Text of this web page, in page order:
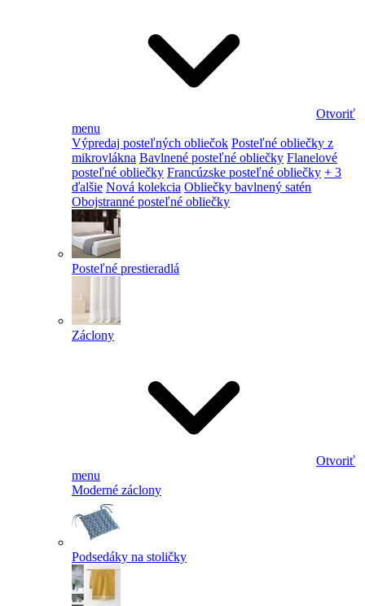
Otvoriť
menu
Výpredaj posteľných obliečok Posteľné obliečky z
mikrovlákna Bavlnené posteľné obliečky Flanelové
posteľné obliečky Francúzske posteľné obliečky + 3
ďalšie Nová kolekcia Obliečky bavlnený satén
Obojstranné posteľné obliečky
Posteľné prestieradlá
Záclony
Otvoriť
menu
Moderné záclony
Podsedáky na stoličky